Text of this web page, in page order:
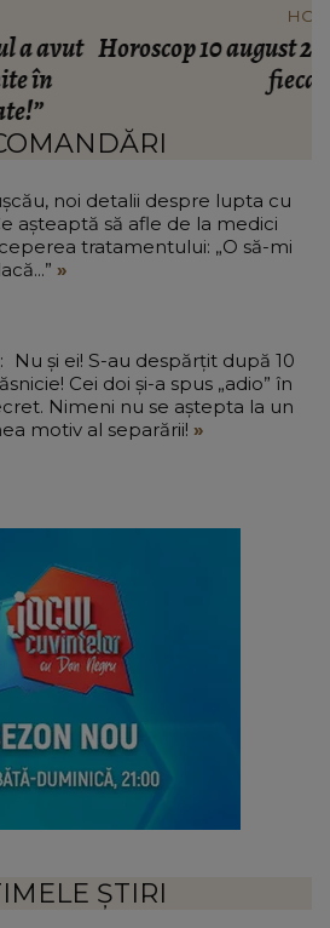
2026: O zodie trăiește intens
emoție
noi detalii despre lupta cu
așteaptă să afle de la medici
tratamentului: „O să-mi
Cei doi și-a spus „adio” în
Nimeni nu se aștepta la un
motiv al separării!
ȘTIRI